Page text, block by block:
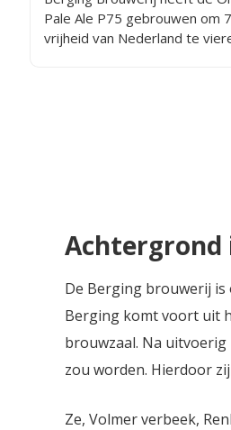
Pale Ale P75 gebrouwen om
vrijheid van Nederland te
De Berging brouwerij is
Berging komt voort uit
brouwzaal. Na uitvoerig
zou worden. Hierdoor
Ze, Volmer verbeek,